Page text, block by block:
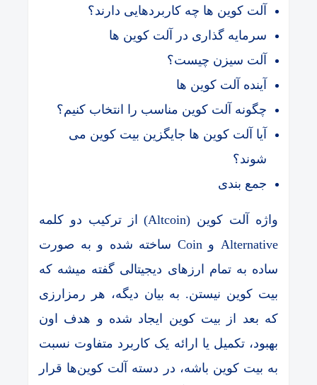
آلت کوین ها چه کاربردهایی دارند؟
سرمایه گذاری در آلت کوین ها
آلت سیزن چیست؟
آینده آلت کوین ها
چگونه آلت کوین مناسب را انتخاب کنیم؟
آیا آلت کوین ها جایگزین بیت کوین می
شوند؟
جمع بندی
واژه آلت کوین (Altcoin) از ترکیب دو کلمه
Alternative و Coin ساخته شده و به صورت
ساده به تمام ارزهای دیجیتالی گفته میشه که
بیت کوین نیستن. به بیان دیگه، هر رمزارزی
که بعد از بیت کوین ایجاد شده و هدف اون
بهبود، تکمیل یا ارائه یک کاربرد متفاوت نسبت
به بیت کوین باشه، در دسته آلت کوین‌ها قرار